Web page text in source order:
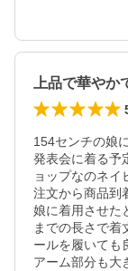
上品で華やか
154センチの娘
発表会に着る予
ョップなのネイ
注文から商品到
娘に着用させた
までの長さで着
ールを履いても
アーム部分も大